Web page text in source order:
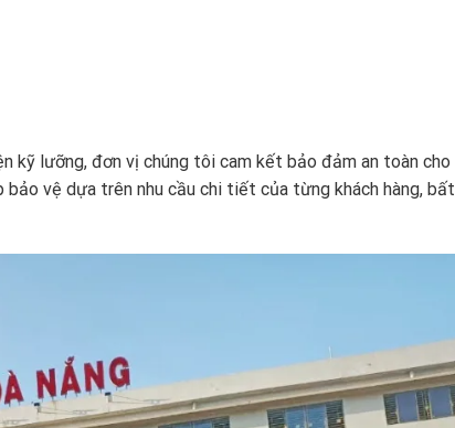
kỹ lưỡng, đơn vị chúng tôi cam kết bảo đảm an toàn cho
vệ dựa trên nhu cầu chi tiết của từng khách hàng, bất